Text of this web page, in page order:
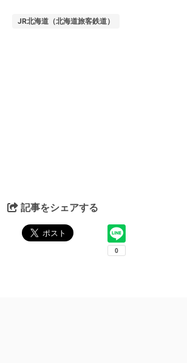
JR北海道（北海道旅客鉄道）
記事をシェアする